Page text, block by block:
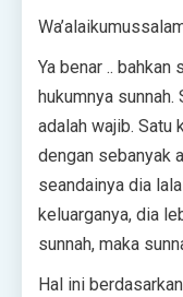
Ya benar ..
hukumnya
adalah wajib. Satu
dengan sebanyak
seandainya dia
keluarganya, dia
sunnah, maka
Hal ini